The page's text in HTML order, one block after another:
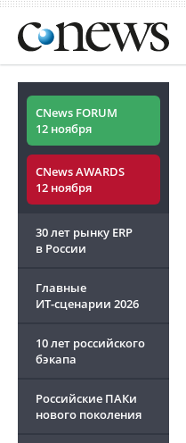
CNews FORUM
12 ноября
CNews AWARDS
12 ноября
30 лет рынку ERP
в России
Главные
ИТ-сценарии 2026
10 лет российского
бэкапа
Российские ПАКи
нового поколения